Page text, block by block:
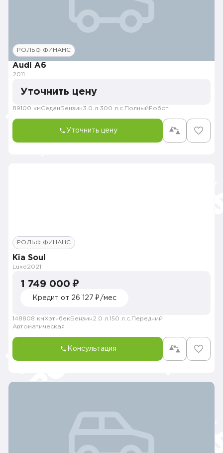
РОЛЬФ ФИНАНС
Audi A6
2011
Уточнить цену
89100 кмСедан Бензин3.0 л.300 л.с. Полный Робот
Уточнить цену
РОЛЬФ ФИНАНС
Kia Soul
Luxe2021
1 749 000 ₽
Кредит от 26 127 ₽/мес
148808 кмХэтчбекБензин2.0 л.150 л.с. Передний
Автоматическая
Консультация